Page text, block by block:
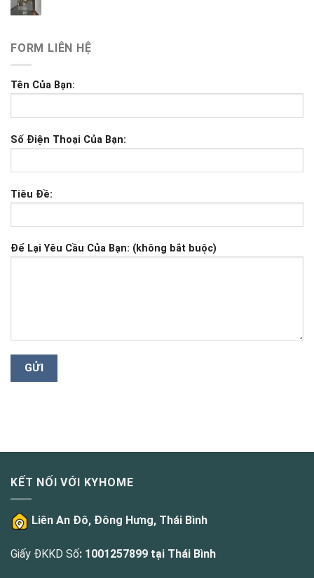
FORM LIÊN HỆ
Tên Của Bạn:
Số Điện Thoại Của Bạn:
Tiêu Đề:
Để Lại Yêu Cầu Của Bạn: (không bắt buộc)
KẾT NỐI VỚI KYHOME
Liên An Đô, Đông Hưng, Thái Bình
Giấy ĐKKD Số: 1001257899 tại Thái Bình